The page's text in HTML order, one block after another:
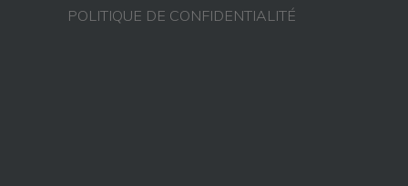
POLITIQUE DE CONFIDENTIALITÉ